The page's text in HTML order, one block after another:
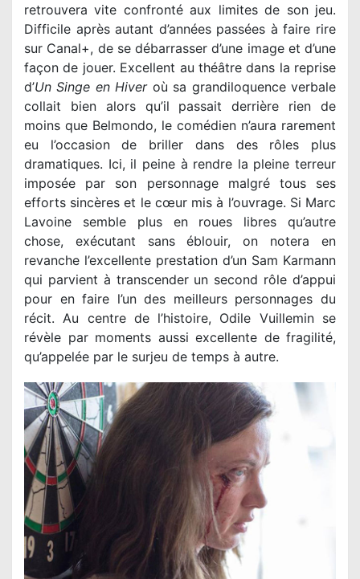
retrouvera vite confronté aux limites de son jeu.
Difficile après autant d’années passées à faire rire
sur Canal+, de se débarrasser d’une image et d’une
façon de jouer. Excellent au théâtre dans la reprise
d’Un Singe en Hiveroù sa grandiloquence verbale
collait bien alors qu’il passait derrière rien de
moins que Belmondo, le comédien n’aura rarement
eu l’occasion de briller dans des rôles plus
dramatiques. Ici, il peine à rendre la pleine terreur
imposée par son personnage malgré tous ses
efforts sincères et le cœur mis à l’ouvrage. Si Marc
Lavoine semble plus en roues libres qu’autre
chose, exécutant sans éblouir, on notera en
revanche l’excellente prestation d’un Sam Karmann
qui parvient à transcender un second rôle d’appui
pour en faire l’un des meilleurs personnages du
récit. Au centre de l’histoire, Odile Vuillemin se
révèle par moments aussi excellente de fragilité,
qu’appelée par le surjeu de temps à autre.